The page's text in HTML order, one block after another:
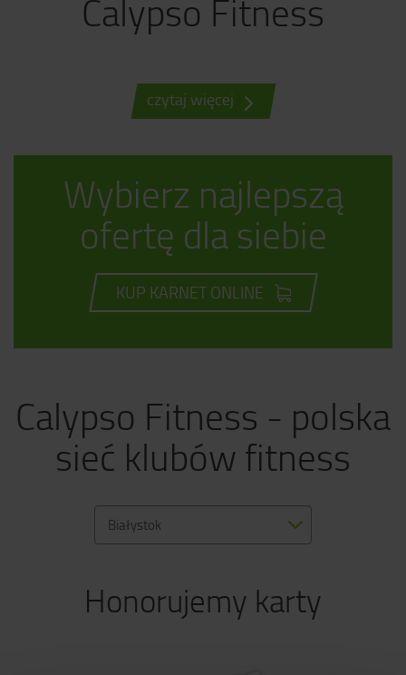
Calypso Fitness
czytaj więcej
Wybierz najlepszą
ofertę dla siebie
KUP KARNET ONLINE
Calypso Fitness - polska
sieć klubów fitness
Białystok
Honorujemy karty